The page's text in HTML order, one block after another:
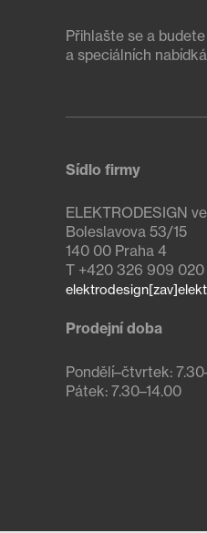
Přihlašte se a
a speciálních
Sídlo firmy
ELEKTRODESIGN
Boleslavova 53/15
140 00 Praha 4
T +420 326 909 020
Prodejní doba
Pondělí–čtvrtek:
Pátek: 7.30–14.00